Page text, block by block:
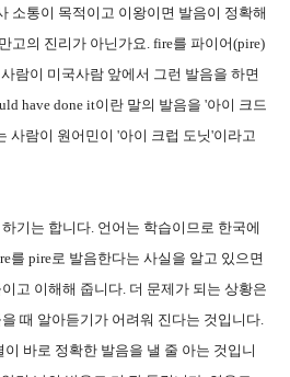
소통이 목적이고 이왕이면 발음이 정확해
고의 진리가 아닌가요. fire를 파이어(pire)
람이 미국사람 앞에서 그런 발음을 하면
have done it이란 말의 발음을 '아이 크드
사람이 원어민이 '아이 크럽 도닛'이라고
기는 합니다. 언어는 학습이므로 한국에
를 pire로 발음한다는 사실을 알고 있으면
고 이해해 줍니다. 더 문제가 되는 상황은
때 알아듣기가 어려워 진다는 것입니다.
바로 정확한 발음을 낼 줄 아는 것입니